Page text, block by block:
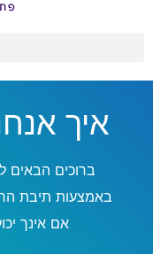
איך
ברוכים הבאים
באמצעות תיבת
אם אינך